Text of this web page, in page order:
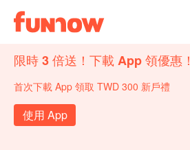
限時 3 倍送！下載 App 領優惠！
首次下載 App 領取 TWD 300 新戶禮
使用 App